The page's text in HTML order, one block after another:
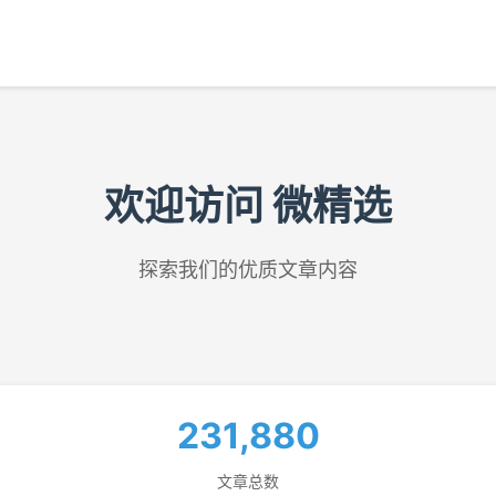
欢迎访问 微精选
探索我们的优质文章内容
231,880
文章总数